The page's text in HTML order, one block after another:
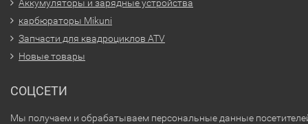
Аккумуляторы и зарядные устройства
карбюраторы Mikuni
Запчасти для квадроциклов ATV
Новые товары
СОЦСЕТИ
Мы получаем и обрабатываем персональные данные